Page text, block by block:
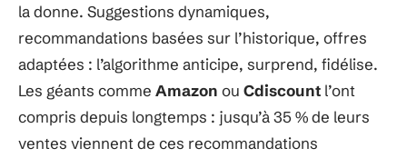
la donne. Suggestions dynamiques,
recommandations basées sur l’historique, offres
adaptées : l’algorithme anticipe, surprend, fidélise.
Les géants comme Amazon ou Cdiscount l’ont
compris depuis longtemps : jusqu’à 35 % de leurs
ventes viennent de ces recommandations